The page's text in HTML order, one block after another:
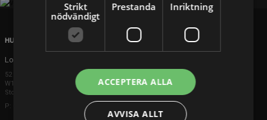
HUVUDKONTOR
London
52 Brook Street
W1K 5DS London
Storbritannien
P: +44 203 608 8181
Strikt
nödvändigt
Prestanda Inriktning
ACCEPTERA ALLA
AVVISA ALLT